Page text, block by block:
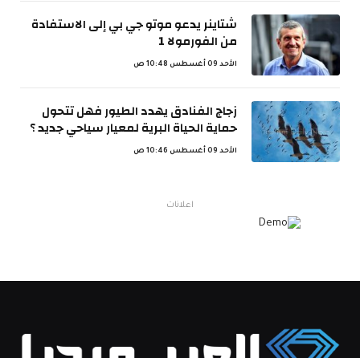
شتاينر يدعو موتو جي بي إلى الاستفادة
من الفورمولا 1
الأحد 09 أغسطس 10:48 ص
زجاج الفنادق يهدد الطيور فهل تتحول
حماية الحياة البرية لمعيار سياحي جديد ؟
الأحد 09 أغسطس 10:46 ص
اعلانات